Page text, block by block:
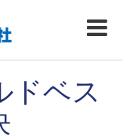
ドベス